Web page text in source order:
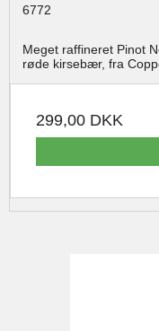
6772
Meget raffineret Pinot
røde kirsebær, fra
299,00 DKK